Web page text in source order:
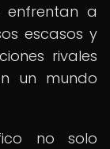
enfrentan a
escasos y
rivales
un mundo
no solo